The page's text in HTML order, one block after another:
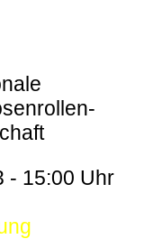
- 15:00 Uhr